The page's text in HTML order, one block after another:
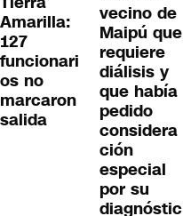
Amarilla:
127
funcionari
os no
marcaron
salida
vecino de
Maipú que
requiere
diálisis y
que había
pedido
considera
ción
especial
por su
diagnóstic